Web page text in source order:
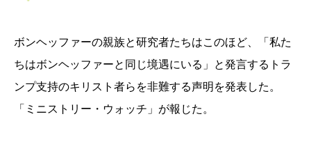
ボンヘッファーの親族と研究者たちはこのほど、「私た
ちはボンヘッファーと同じ境遇にいる」と発言するトラ
ンプ支持のキリスト者らを非難する声明を発表した。
「ミニストリー・ウォッチ」が報じた。